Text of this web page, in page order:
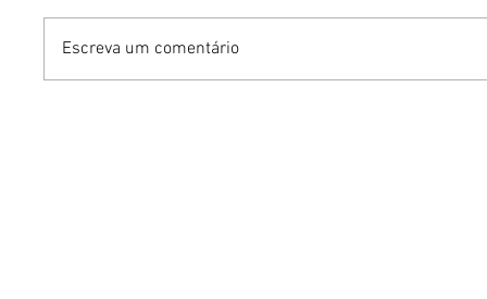
Escreva um comentário